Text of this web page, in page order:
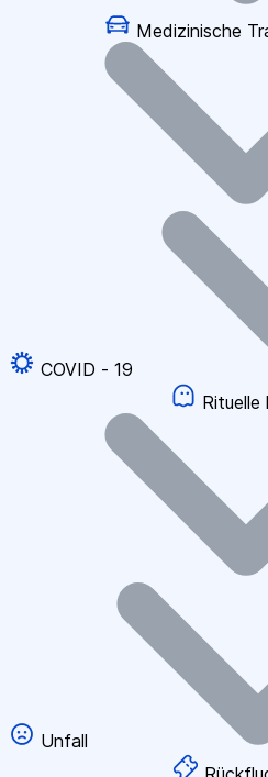
Medizinische
COVID - 19
Rituelle
Unfall